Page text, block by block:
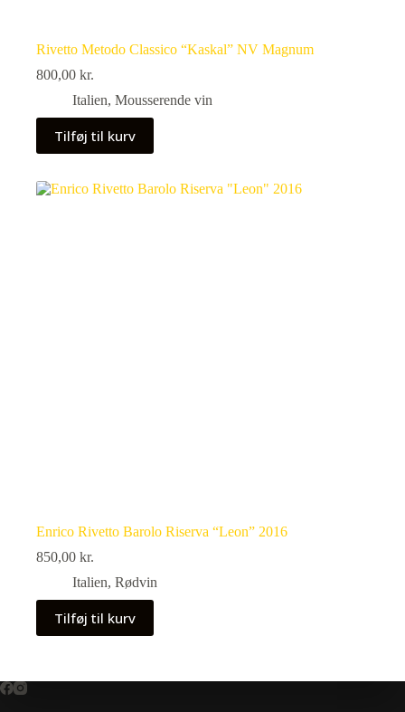
Rivetto Metodo Classico “Kaskal” NV Magnum
800,00 kr.
Italien, Mousserende vin
Tilføj til kurv
Enrico Rivetto Barolo Riserva “Leon” 2016
850,00 kr.
Italien, Rødvin
Tilføj til kurv